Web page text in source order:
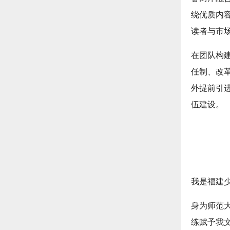
绕优质内
读者与市
在团队构
任制、改
外提前引
伍建设。
我是福建
身为师范
练赋予我